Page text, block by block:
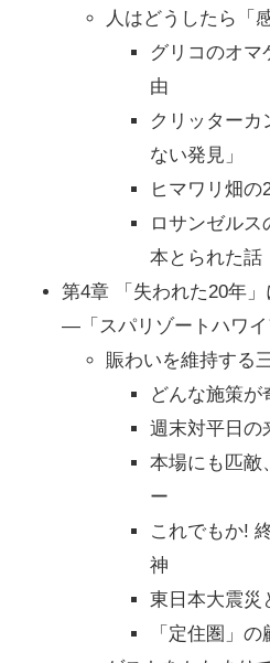
人はどうしたら「
グリコのオマ
由
クリッターカ
ない発見」
ヒマワリ畑の
ロサンゼルス
本とられた話
第4章 「失われた20年
―「スパリゾートハワイ
賑わいを維持する
どんな施策が
週末対平日の
本場にも匹敵
ー
これでもか!
神
東日本大震災
「定住圏」